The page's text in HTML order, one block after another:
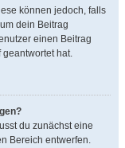
können jedoch, falls
dein Beitrag
einen Beitrag
hat.
du zunächst eine
Bereich entwerfen.